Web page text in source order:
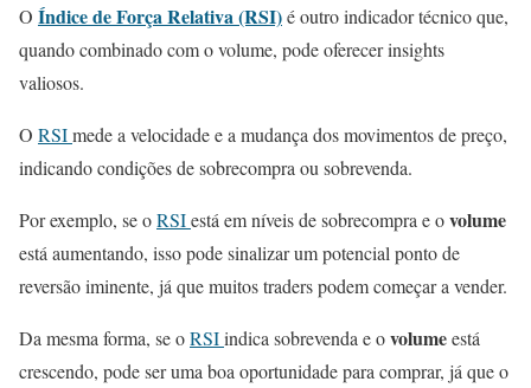
O Índice de Força Relativa (RSI)é outro indicador técnico que,
quando combinado com o volume, pode oferecer insights
valiosos.
O RSImede a velocidade e a mudança dos movimentos de preço,
indicando condições de sobrecompra ou sobrevenda.
Por exemplo, se oRSIestá em níveis de sobrecompra e ovolume
está aumentando, isso pode sinalizar um potencial ponto de
reversão iminente, já que muitos traders podem começar a vender.
Da mesma forma, se oRSIindica sobrevenda e ovolumeestá
crescendo, pode ser uma boa oportunidade para comprar, já que o